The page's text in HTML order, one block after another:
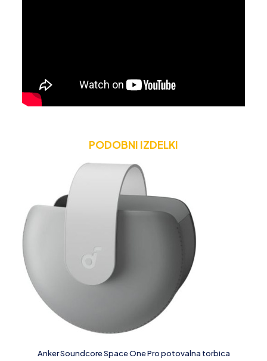
PODOBNI IZDELKI
Anker Soundcore Space One Pro potovalna torbica